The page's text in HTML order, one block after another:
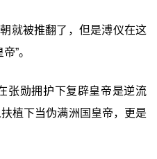
就被推翻了，但是溥仪在这
”。
张勋拥护下复辟皇帝是逆流
植下当伪满洲国皇帝，更是